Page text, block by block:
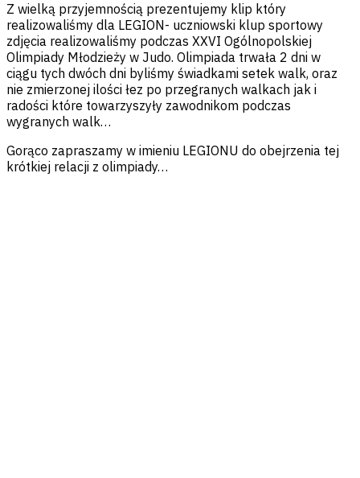
Z wielką przyjemnością prezentujemy klip który
realizowaliśmy dla LEGION- uczniowski klup sportowy
zdjęcia realizowaliśmy podczas XXVI Ogólnopolskiej
Olimpiady Młodzieży w Judo. Olimpiada trwała 2 dni w
ciągu tych dwóch dni byliśmy świadkami setek walk, oraz
nie zmierzonej ilości łez po przegranych walkach jak i
radości które towarzyszyły zawodnikom podczas
wygranych walk…
Gorąco zapraszamy w imieniu LEGIONU do obejrzenia tej
krótkiej relacji z olimpiady…